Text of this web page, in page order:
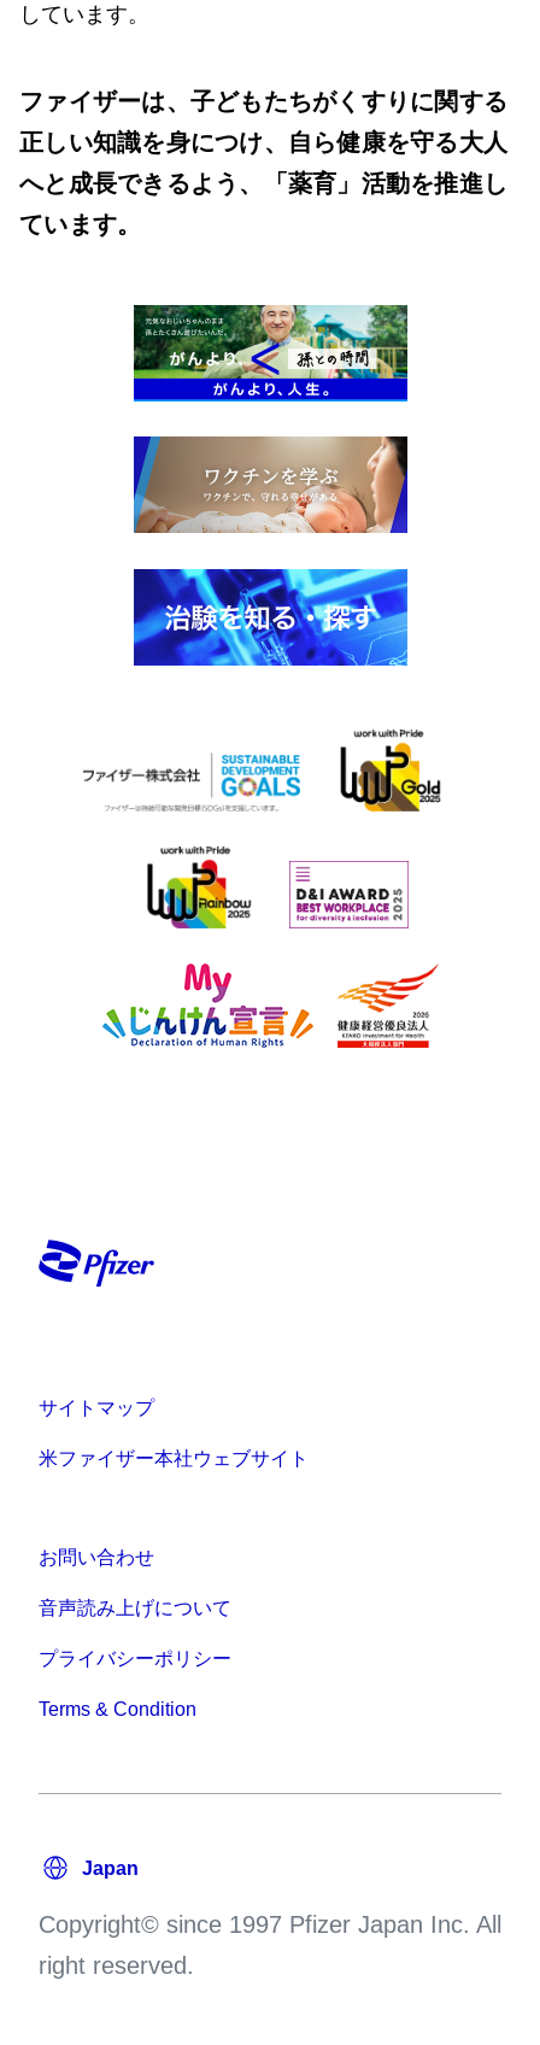
しています。
ファイザーは、子どもたちがくすりに関する
正しい知識を身につけ、自ら健康を守る大人
へと成長できるよう、「薬育」活動を推進し
ています。
サイトマップ
米ファイザー本社ウェブサイト
お問い合わせ
音声読み上げについて
プライバシーポリシー
Terms & Condition
Copyright© since 1997 Pfizer Japan Inc. All
right reserved.